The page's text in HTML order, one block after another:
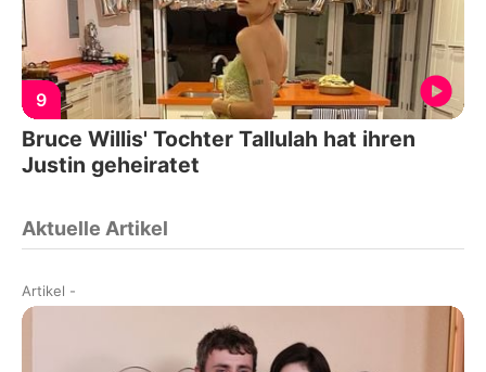
9
Bruce Willis' Tochter Tallulah hat ihren
Justin geheiratet
Aktuelle Artikel
Artikel -